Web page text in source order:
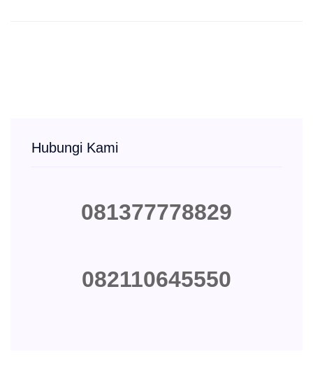
Hubungi Kami
081377778829
082110645550